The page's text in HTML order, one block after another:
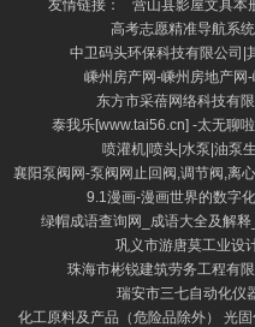
友情链接： 营山县影屋文具本
高考志愿精准导航系统
中卫码头环保科技有限公司|
嵊州房产网-嵊州房地产网
东方市采蓓网络科技有限
泰我乐[www.tai56.cn] -太无聊
喷灌机|喷头|水泵|油泵
襄阳泵阀网-泵阀网止回阀,调节阀,离
9.1漫画-漫画世界的数字
绿帽成语查询网_成语大全及解
巩义市游唐莫工业设
珠海市彬锐建筑劳务工程有限
瑞安市三七自动化仪
化工原料及产品（危险品除外） 光